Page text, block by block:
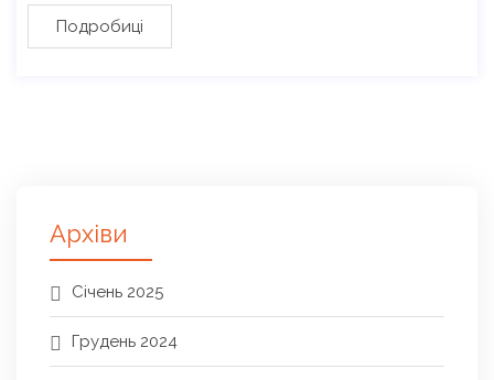
Подробиці
Архіви
Січень 2025
Грудень 2024